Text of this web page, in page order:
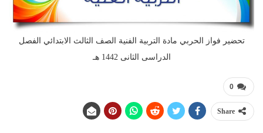
تحضير فواز الحربي مادة التربية الفنية الصف الثالث الابتدائي الفصل
الدراسى الثانى 1442 هـ
0
Share